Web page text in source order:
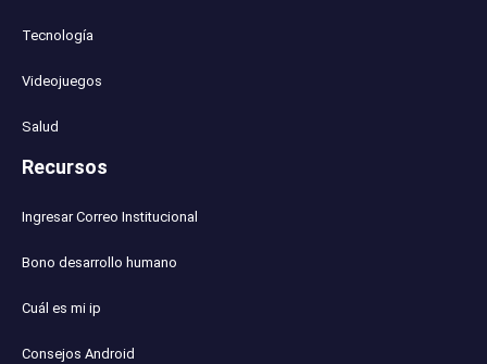
Tecnología
Videojuegos
Salud
Recursos
Ingresar Correo Institucional
Bono desarrollo humano
Cuál es mi ip
Consejos Android